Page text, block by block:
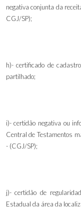
negativa conjunta da
CGJ/SP);
h)- certificado de
partilhado;
i)- certidão negativa ou
Central de Testamentos
- (CGJ/SP);
j)- certidão de
Estadual da área da